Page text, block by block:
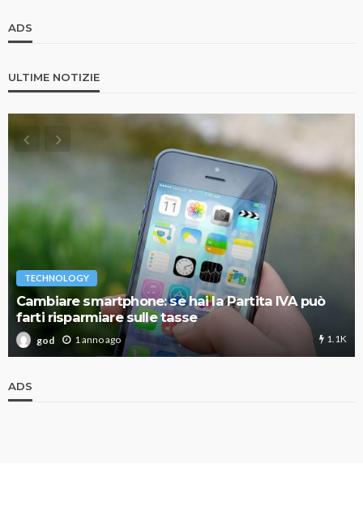
ADS
ULTIME NOTIZIE
TECHNOLOGY
Cambiare smartphone: se hai la Partita IVA può
farti risparmiare sulle tasse
god 1 anno ago 1.1K
ADS